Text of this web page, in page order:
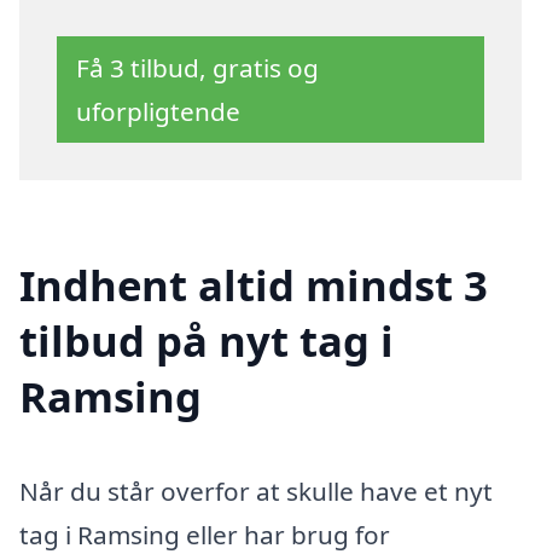
Få 3 tilbud, gratis og
uforpligtende
Indhent altid mindst 3
tilbud på nyt tag i
Ramsing
Når du står overfor at skulle have et nyt
tag i Ramsing eller har brug for